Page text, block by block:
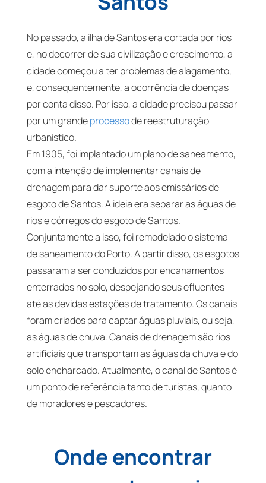
No passado, a ilha de Santos era cortada por rios
e, no decorrer de sua civilização e crescimento, a
cidade começou a ter problemas de alagamento,
e, consequentemente, a ocorrência de doenças
por conta disso. Por isso, a cidade precisou passar
por um grandeprocessode reestruturação
urbanístico.
Em 1905, foi implantado um plano de saneamento,
com a intenção de implementar canais de
drenagem para dar suporte aos emissários de
esgoto de Santos. A ideia era separar as águas de
rios e córregos do esgoto de Santos.
Conjuntamente a isso, foi remodelado o sistema
de saneamento do Porto. A partir disso, os esgotos
passaram a ser conduzidos por encanamentos
enterrados no solo, despejando seus efluentes
até as devidas estações de tratamento. Os canais
foram criados para captar águas pluviais, ou seja,
as águas de chuva. Canais de drenagem são rios
artificiais que transportam as águas da chuva e do
solo encharcado. Atualmente, o canal de Santos é
um ponto de referência tanto de turistas, quanto
de moradores e pescadores.
Onde encontrar